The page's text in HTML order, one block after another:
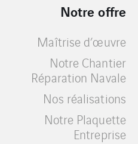
Notre offre
Maîtrise d’œuvre
Notre Chantier
Réparation Navale
Nos réalisations
Notre Plaquette
Entreprise